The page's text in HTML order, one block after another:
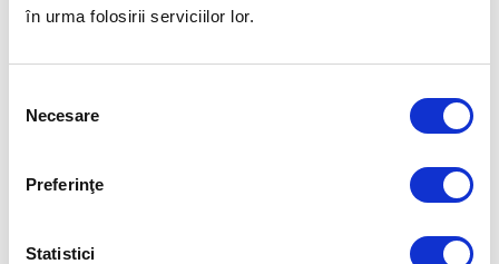
în urma folosirii serviciilor lor.
consimțământului
Necesare
Preferinţe
Statistici